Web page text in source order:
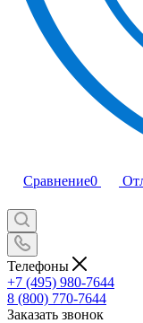
Сравнение0
Телефоны
+7 (495) 980-7644
8 (800) 770-7644
Заказать звонок